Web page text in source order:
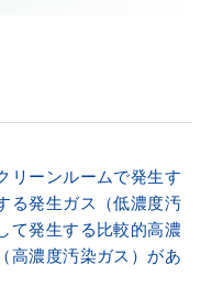
リーンルームで発生す
る発生ガス（低濃度汚
て発生する比較的高濃
高濃度汚染ガス）があ